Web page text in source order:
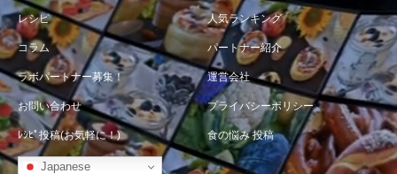
レシピ 人気ランキング
コラム パートナー紹介
ラボパートナー募集！ 運営会社
お問い合わせ プライバシーポリシー
ﾚｼﾋﾟ投稿(お気軽に！) 食の悩み 投稿
Japanese